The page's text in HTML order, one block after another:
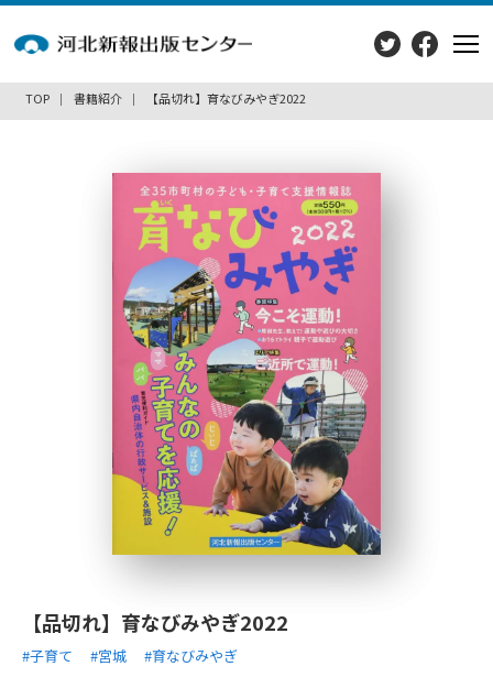
TOP 書籍紹介 【品切れ】育なびみやぎ2022
【品切れ】育なびみやぎ2022
#子育て #宮城 #育なびみやぎ